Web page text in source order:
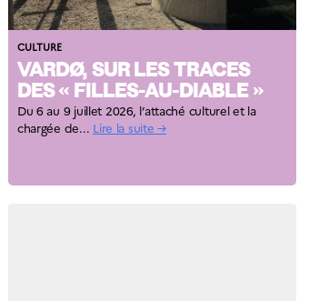
CULTURE
VARDØ, SUR LES TRACES
DES « FILLES-AU-DIABLE »
Du 6 au 9 juillet 2026, l’attaché culturel et la
chargée de... Lire la suite →